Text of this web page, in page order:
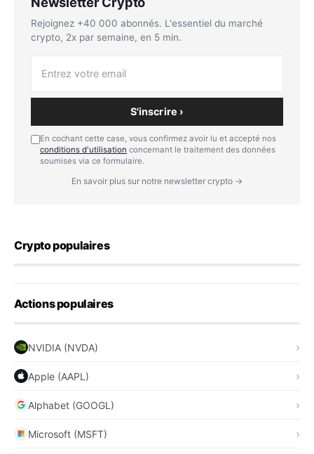
Rejoignez +40 000 abonnés. L'essentiel du marché
crypto, 2x par semaine, en 5 min.
S'inscrire ›
En cochant cette case, vous confirmez avoir lu et accepté nos
conditions d'utilisation concernant le traitement des données
soumises via ce formulaire.
En savoir plus sur notre newsletter crypto →
Crypto populaires
Actions populaires
NVIDIA (NVDA)
Apple (AAPL)
Alphabet (GOOGL)
Microsoft (MSFT)